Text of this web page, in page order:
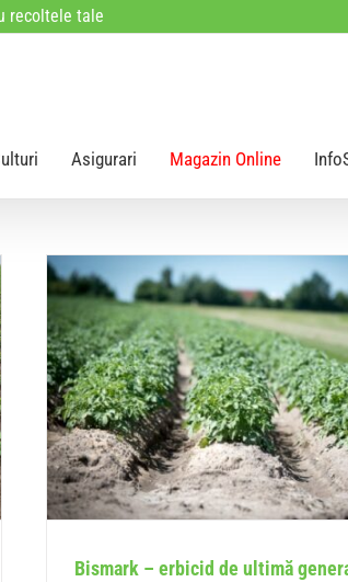
recoltele tale
Asigurari Magazin Online
Bismark – erbicid de ultimă